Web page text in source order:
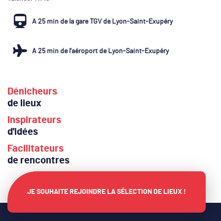
A 25 min de la gare TGV de Lyon-Saint-Exupéry
A 25 min de l'aéroport de Lyon-Saint-Exupéry
Dénicheurs
de lieux
Inspirateurs
d'idées
Facilitateurs
de rencontres
JE SOUHAITE REJOINDRE LA SÉLECTION DE LIEUX !